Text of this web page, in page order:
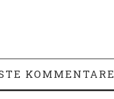
KOMMENTARE